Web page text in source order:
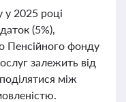
2025 році
(5%),
Пенсійного фонду
залежить від
між